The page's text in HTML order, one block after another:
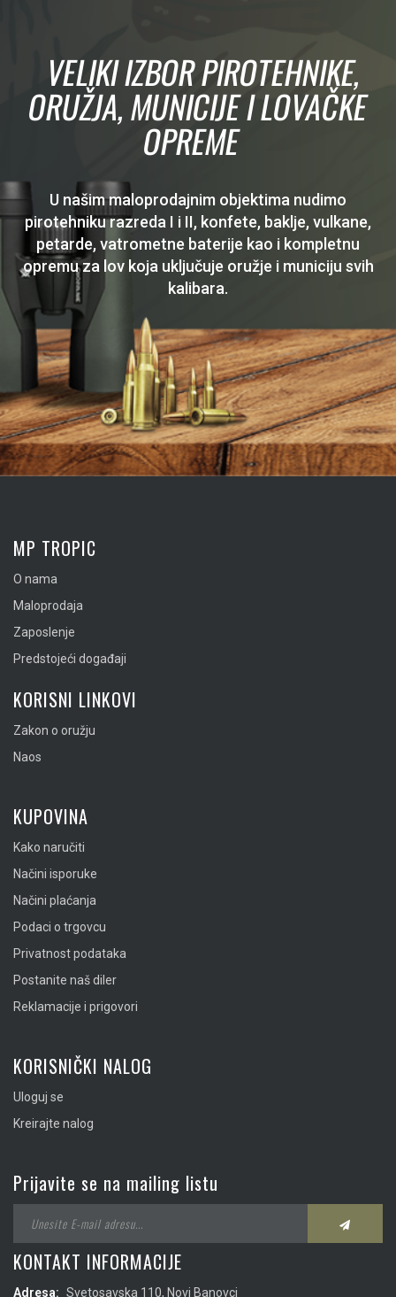
VELIKI IZBOR PIROTEHNIKE,
ORUŽJA, MUNICIJE I LOVAČKE
OPREME
U našim maloprodajnim objektima nudimo
pirotehniku razreda I i II, konfete, baklje, vulkane,
petarde, vatrometne baterije kao i kompletnu
opremu za lov koja uključuje oružje i municiju svih
kalibara.
MP TROPIC
O nama
Maloprodaja
Zaposlenje
Predstojeći događaji
KORISNI LINKOVI
Zakon o oružju
Naos
KUPOVINA
Kako naručiti
Načini isporuke
Načini plaćanja
Podaci o trgovcu
Privatnost podataka
Postanite naš diler
Reklamacije i prigovori
KORISNIČKI NALOG
Uloguj se
Kreirajte nalog
Prijavite se na mailing listu
KONTAKT INFORMACIJE
Adresa: Svetosavska 110, Novi Banovci